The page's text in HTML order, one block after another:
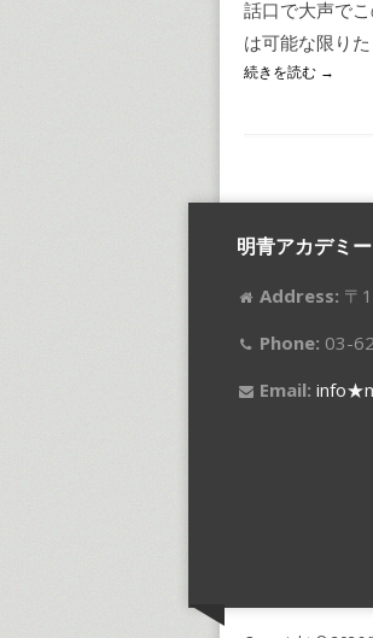
話口で大声で
は可能な限り
続きを読む →
明青アカデミー
Address: 〒
Phone: 03-
Email: